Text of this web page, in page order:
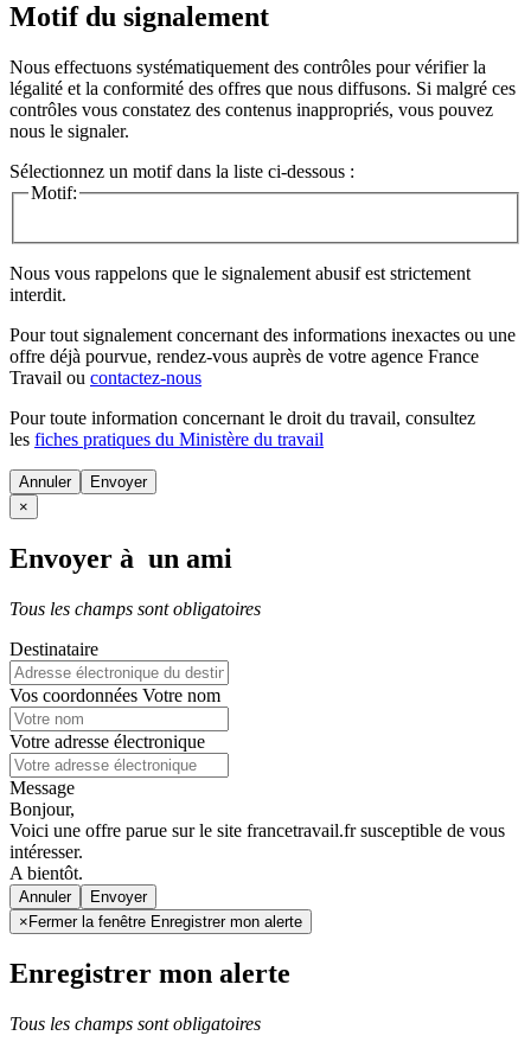
Motif du signalement
Nous effectuons systématiquement des contrôles pour vérifier la
légalité et la conformité des offres que nous diffusons. Si malgré ces
contrôles vous constatez des contenus inappropriés, vous pouvez
nous le signaler.
Sélectionnez un motif dans la liste ci-dessous :
Motif:
Nous vous rappelons que le signalement abusif est strictement
interdit.
Pour tout signalement concernant des informations inexactes ou une
offre déjà pourvue, rendez-vous auprès de votre agence France
Travail ou contactez-nous
Pour toute information concernant le droit du travail, consultez
les fiches pratiques du Ministère du travail
Annuler
×
Envoyer à un ami
Tous les champs sont obligatoires
Destinataire
Vos coordonnées Votre nom
Votre adresse électronique
Message
Bonjour,
Voici une offre parue sur le site francetravail.fr susceptible de vous
intéresser.
A bientôt.
Annuler
× Fermer la fenêtre Enregistrer mon alerte
Enregistrer mon alerte
Tous les champs sont obligatoires